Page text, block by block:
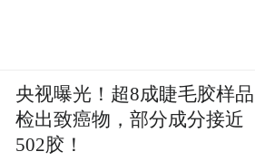
央视曝光！超8成睫毛胶样品
检出致癌物，部分成分接近
502胶！